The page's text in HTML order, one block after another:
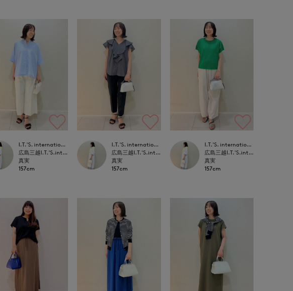
I.T.'S. international
広島三越I.T.'S.international
真実
157cm
I.T.'S. international
広島三越I.T.'S.international
真実
157cm
I.T.'S. international
広島三越I.T.'S.international
真実
157cm